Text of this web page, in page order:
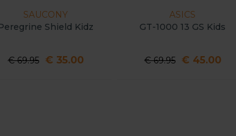
SAUCONY
Shield Kidz
€ 69.95 € 35.00
ASICS
GT-1000 13 GS Kids
€ 69.95 € 45.00